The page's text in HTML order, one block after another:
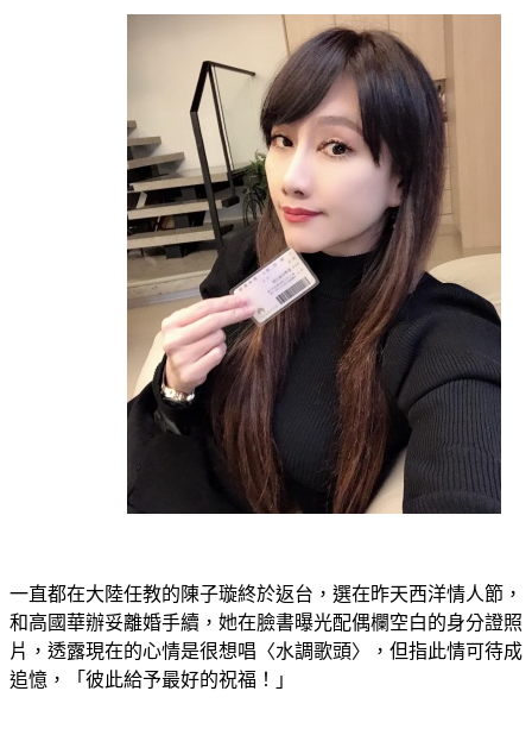
一直都在大陸任教的陳子璇終於返台，選在昨天西洋情人節，
和高國華辦妥離婚手續，她在臉書曝光配偶欄空白的身分證照
片，透露現在的心情是很想唱〈水調歌頭〉，但指此情可待成
追憶，「彼此給予最好的祝福！」